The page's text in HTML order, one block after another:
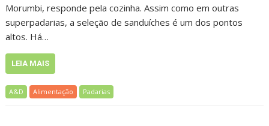
Morumbi, responde pela cozinha. Assim como em outras
superpadarias, a seleção de sanduíches é um dos pontos
altos. Há…
LEIA MAIS
A&D Alimentação Padarias